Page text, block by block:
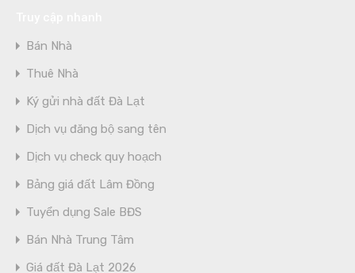
Bán Nhà
Thuê Nhà
Ký gửi nhà đất Đà Lạt
Dịch vụ đăng bộ sang tên
Dịch vụ check quy hoạch
Bảng giá đất Lâm Đồng
Tuyển dụng Sale BĐS
Bán Nhà Trung Tâm
Giá đất Đà Lạt 2026